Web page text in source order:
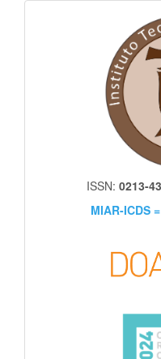
ISSN: 0213-
MIAR-ICDS